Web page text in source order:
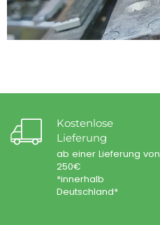
Kostenlose
Lieferung
ab einer Lieferung von
250€
*innerhalb
Deutschland*